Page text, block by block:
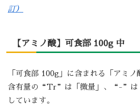
訂）
【アミノ酸】可食部 100g 中
「可食部 100g」に含まれる「アミノ
含有量の“Tr”は「微量」、“-”は
しています。